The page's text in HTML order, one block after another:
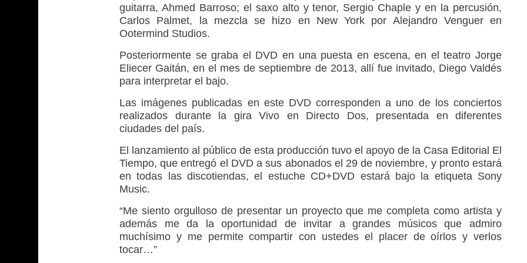
guitarra, Ahmed Barroso; el saxo alto y tenor, Sergio Chaple y en la percusión,
Carlos Palmet, la mezcla se hizo en New York por Alejandro Venguer en
Ootermind Studios.
Posteriormente se graba el DVD en una puesta en escena, en el teatro Jorge
Eliecer Gaitán, en el mes de septiembre de 2013, allí fue invitado, Diego Valdés
para interpretar el bajo.
Las imágenes publicadas en este DVD corresponden a uno de los conciertos
realizados durante la gira Vivo en Directo Dos, presentada en diferentes
ciudades del país.
El lanzamiento al público de esta producción tuvo el apoyo de la Casa Editorial El
Tiempo, que entregó el DVD a sus abonados el 29 de noviembre, y pronto estará
en todas las discotiendas, el estuche CD+DVD estará bajo la etiqueta Sony
Music.
“Me siento orgulloso de presentar un proyecto que me completa como artista y
además me da la oportunidad de invitar a grandes músicos que admiro
muchísimo y me permite compartir con ustedes el placer de oírlos y verlos
tocar…”